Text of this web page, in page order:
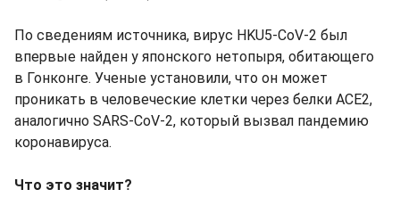
По сведениям источника, вирус HKU5-CoV-2 был
впервые найден у японского нетопыря, обитающего
в Гонконге. Ученые установили, что он может
проникать в человеческие клетки через белки ACE2,
аналогично SARS-CoV-2, который вызвал пандемию
коронавируса.
Что это значит?